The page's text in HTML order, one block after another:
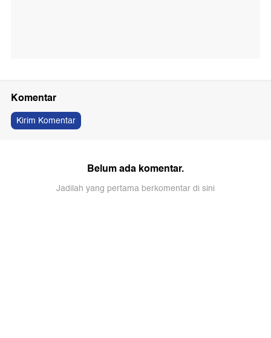
Komentar
Kirim Komentar
Belum ada komentar.
Jadilah yang pertama berkomentar di sini